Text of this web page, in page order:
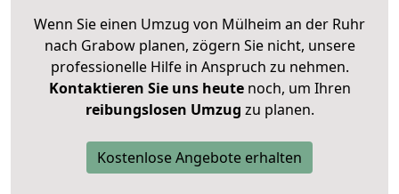
Wenn Sie einen Umzug von Mülheim an der Ruhr
nach Grabow planen, zögern Sie nicht, unsere
professionelle Hilfe in Anspruch zu nehmen.
Kontaktieren Sie uns heutenoch, um Ihren
reibungslosen Umzug zu planen.
Kostenlose Angebote erhalten